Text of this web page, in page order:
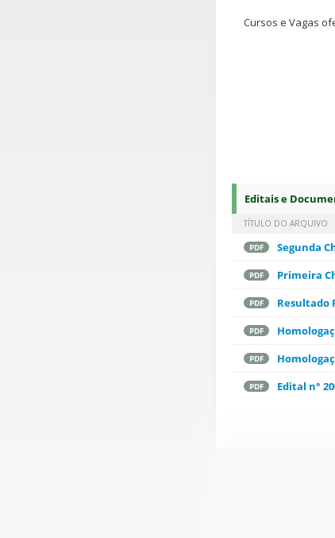
Cursos e Vagas
Editais e
TÍTULO DO ARQUIVO
PDF Segunda
PDF Primeira
PDF Resultado
PDF
PDF
PDF Edital n°